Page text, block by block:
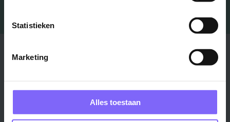
Statistieken
Marketing
Alles toestaan
Venlo ›
Roermond ›
Midden-Limburg ›
Noord-Limburg ›
Alle regio's ›